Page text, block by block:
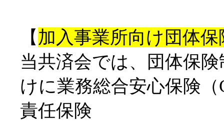
【 加入事業所向け団体
当共済会では、団体保
けに業務総合安心保険
責任保険